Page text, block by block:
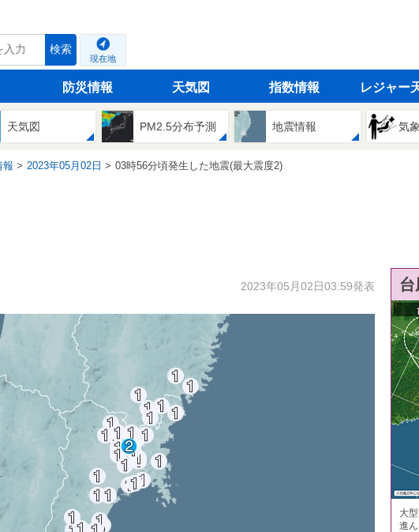
検索
現在地
防災情報 天気図 指数情報 レジャー
天気図 PM2.5分布予測 地震情報 気
報 2023年05月02日 03時56分頃発生した地震(最大震度2)
2023年05月02日03:59発表
大
進